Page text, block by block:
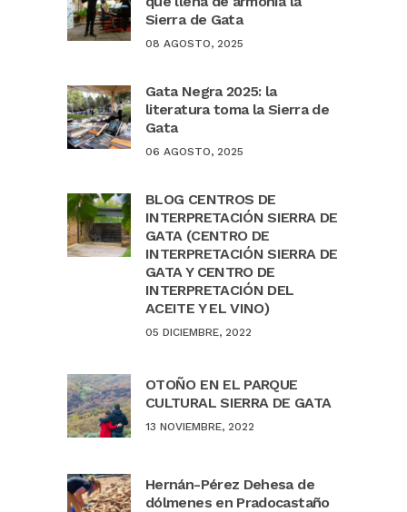
Sierra de Gata
08 AGOSTO, 2025
Gata Negra 2025: la
literatura toma la Sierra de
Gata
06 AGOSTO, 2025
BLOG CENTROS DE
INTERPRETACIÓN SIERRA DE
GATA (CENTRO DE
INTERPRETACIÓN SIERRA DE
GATA Y CENTRO DE
INTERPRETACIÓN DEL
ACEITE Y EL VINO)
05 DICIEMBRE, 2022
OTOÑO EN EL PARQUE
CULTURAL SIERRA DE GATA
13 NOVIEMBRE, 2022
Hernán-Pérez Dehesa de
dólmenes en Pradocastaño